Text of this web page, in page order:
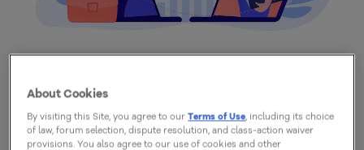
¿Qué es un sistema ERP?
About Cookies
By visiting this Site, you agree to ourTerms of Use, including its choice
of law, forum selection, dispute resolution, and class-action waiver
provisions. You also agree to our use of cookies and other